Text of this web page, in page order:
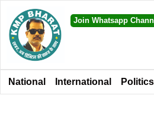
Join Whatsapp
National International Politics